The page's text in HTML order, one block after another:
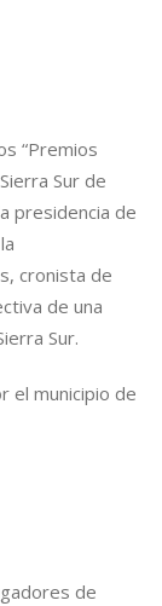
“Premios
Sur de
presidencia de
cronista de
de una
Sur.
el municipio de
de